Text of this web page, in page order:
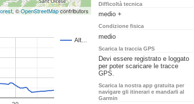
, ©OpenStreetMapcontributors
Difficoltà tecnica
medio +
Condizione fisica
medio
Scarica la traccia GPS
Devi essere registrato e loggato
per poter scaricare le tracce
GPS.
Scarica la nostra app gratuita per
navigare gli itinerari e mandarli al
Garmin